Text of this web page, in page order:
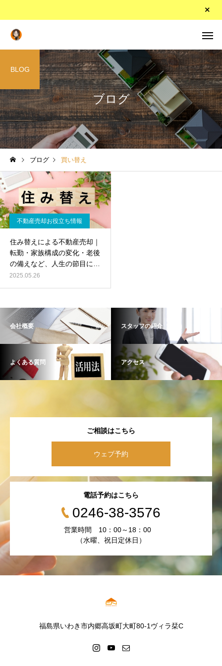
ブログ
BLOG
ブログ 買い替え
不動産売却お役立ち情報
住み替えによる不動産売却｜
転勤・家族構成の変化・老後
の備えなど、人生の節目に考
える選択肢
2025.05.26
会社概要 スタッフの紹介
よくある質問 アクセス
ご相談はこちら
ウェブ予約
電話予約はこちら
0246-38-3576
営業時間 10：00～18：00
（水曜、祝日定休日）
福島県いわき市内郷高坂町大町80-1ヴィラ栞C